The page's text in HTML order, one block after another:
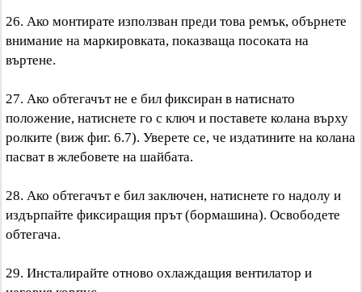
26. Ако монтирате използван преди това ремък, обърнете
внимание на маркировката, показваща посоката на
въртене.
27. Ако обтегачът не е бил фиксиран в натиснато
положение, натиснете го с ключ и поставете колана върху
ролките (виж фиг. 6.7). Уверете се, че издатините на колана
пасват в жлебовете на шайбата.
28. Ако обтегачът е бил заключен, натиснете го надолу и
издърпайте фиксиращия прът (бормашина). Освободете
обтегача.
29. Инсталирайте отново охлаждащия вентилатор и